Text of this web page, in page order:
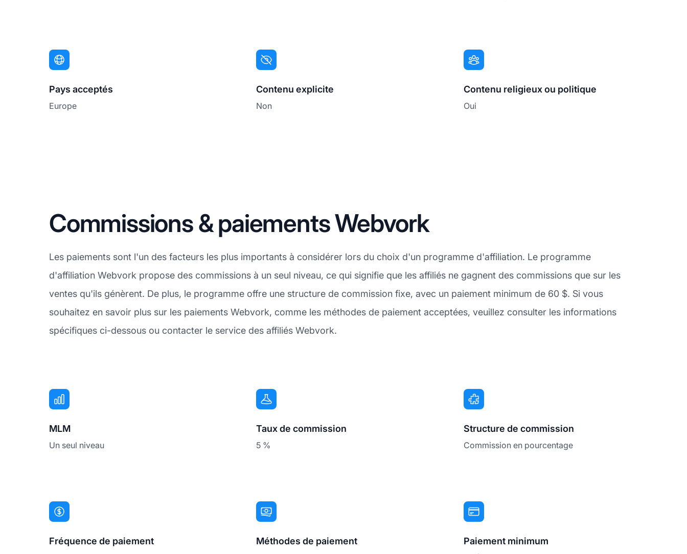
Pays acceptés
Europe
Contenu explicite
Non
Contenu religieux ou politique
Oui
Commissions & paiements Webvork
Les paiements sont l'un des facteurs les plus importants à considérer lors du choix d'un programme d'affiliation. Le programme
d'affiliation Webvork propose des commissions à un seul niveau, ce qui signifie que les affiliés ne gagnent des commissions que sur les
ventes qu'ils génèrent. De plus, le programme offre une structure de commission fixe, avec un paiement minimum de 60 $. Si vous
souhaitez en savoir plus sur les paiements Webvork, comme les méthodes de paiement acceptées, veuillez consulter les informations
spécifiques ci-dessous ou contacter le service des affiliés Webvork.
MLM
Un seul niveau
Taux de commission
5 %
Structure de commission
Commission en pourcentage
Fréquence de paiement Méthodes de paiement Paiement minimum